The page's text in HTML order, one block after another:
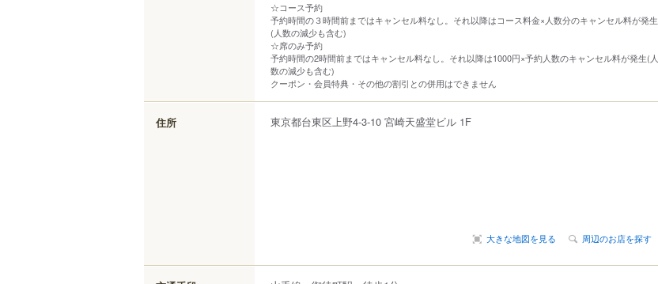
☆コース予約
予約時間の３時間前まではキャンセル料なし。それ以降はコース料金×人数分のキャンセル料が発生
(人数の減少も含む)
☆席のみ予約
予約時間の2時間前まではキャンセル料なし。それ以降は1000円×予約人数のキャンセル料が発生(人
数の減少も含む)
クーポン・会員特典・その他の割引との併用はできません
住所 東京都台東区上野4-3-10 宮崎天盛堂ビル 1F
大きな地図を見る 周辺のお店を探す